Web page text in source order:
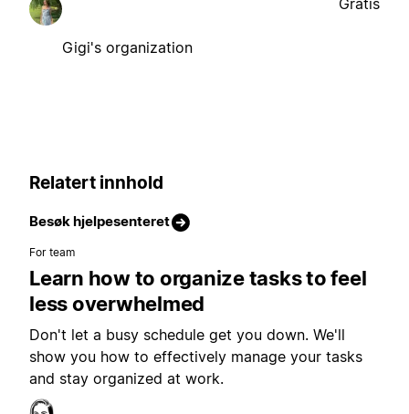
Gigi's organization
Relatert innhold
Besøk hjelpesenteret
For team
Learn how to organize tasks to feel
less overwhelmed
Don't let a busy schedule get you down. We'll
show you how to effectively manage your tasks
and stay organized at work.